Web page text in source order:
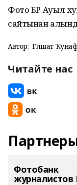
Фото БР Ауыл
сайтынан
Автор: Гөлшат
Читайте нас
Фотобанк
журналистов